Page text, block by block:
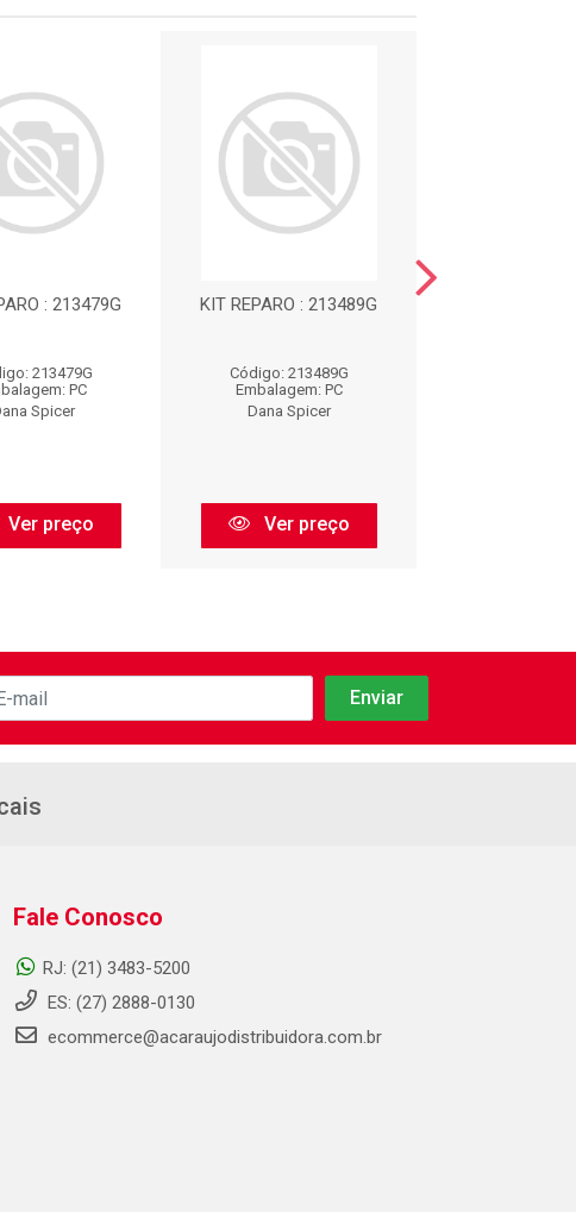
: 213479G
213479G
PC
Spicer
Ver preço
KIT REPARO : 213489G
Código: 213489G
Embalagem: PC
Dana Spicer
Ver preço
Fale Conosco
RJ: (21) 3483-5200
ES: (27) 2888-0130
ecommerce@acaraujodistribuidora.com.br